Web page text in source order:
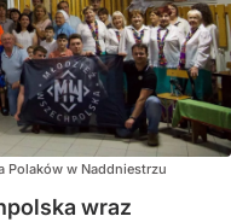
Polaków w Naddniestrzu
wraz